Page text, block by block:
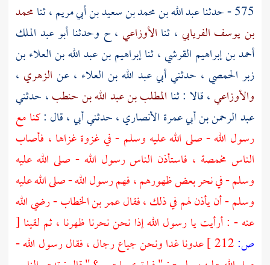
575 - حدثنا
عبد الله بن محمد بن سعيد بن أبي مريم، ثنامحمد
بن يوسف الفريابي ، ثنا الأوزاعي ، ح وحدثنا أبو عبد الملك
أحمد بن إبراهيم القرشي، ثناإبراهيم بن عبد الله بن العلاء بن
زبر الحمصي ، حدثنيأبي عبد الله بن العلاء ، عن الزهري ،
والأوزاعي، قالا : ثنا المطلب بن عبد الله بن حنطب، حدثني
عبد الرحمن بن أبي عمرة الأنصاري، حدثني أبي ، قال :كنا مع
رسول الله - صلى الله عليه وسلم - في غزوة غزاها ، فأصاب
الناس مخمصة ، فاستأذن الناس رسول الله - صلى الله عليه
وسلم - في نحر بعض ظهورهم ، فهم رسول الله - صلى الله عليه
وسلم - أن يأذن لهم في ذلك ، فقال عمر بن الخطاب - رضي الله
عنه - : أرأيت يا رسول الله إذا نحن نحرنا ظهرنا ، ثم لقينا [
ص:
عدونا غدا ونحن جياع رجال ، فقال رسول الله -